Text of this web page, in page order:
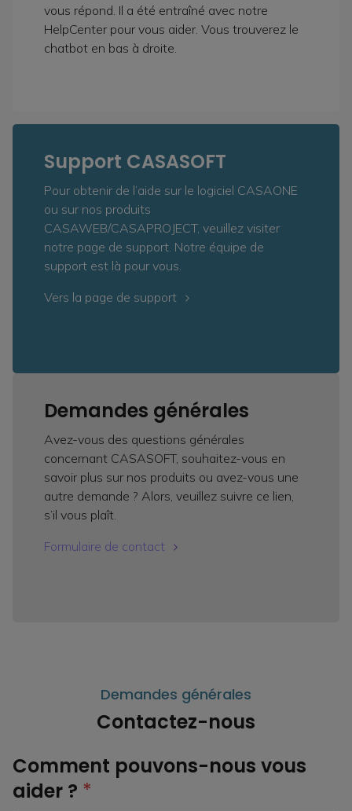
vous répond. Il a été entraîné avec notre
HelpCenter pour vous aider. Vous trouverez le
chatbot en bas à droite.
Support CASASOFT
Pour obtenir de l’aide sur le logiciel CASAONE
ou sur nos produits
CASAWEB/CASAPROJECT, veuillez visiter
notre page de support. Notre équipe de
support est là pour vous.
Vers la page de support
Demandes générales
Avez-vous des questions générales
concernant CASASOFT, souhaitez-vous en
savoir plus sur nos produits ou avez-vous une
autre demande ? Alors, veuillez suivre ce lien,
s’il vous plaît.
Formulaire de contact
Demandes générales
Contactez-nous
Comment pouvons-nous vous
aider ? *